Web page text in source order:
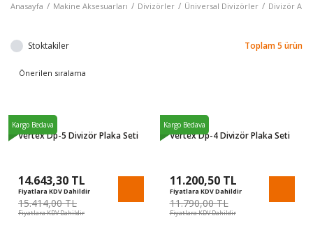
Anasayfa Makine Aksesuarları Divizörler Üniversal Divizörler Divizör
Stoktakiler Toplam 5 ürün
Kargo Bedava
Vertex Dp-5 Divizör Plaka Seti
14.643,30 TL
Fiyatlara KDV Dahildir
15.414,00 TL
Fiyatlara KDV Dahildir
Kargo Bedava
Vertex Dp-4 Divizör Plaka Seti
11.200,50 TL
Fiyatlara KDV Dahildir
11.790,00 TL
Fiyatlara KDV Dahildir